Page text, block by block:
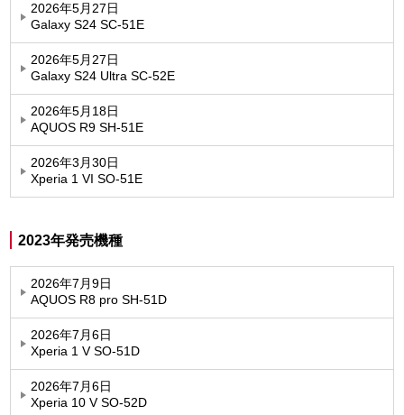
2026年5月27日
Galaxy S24 SC-51E
2026年5月27日
Galaxy S24 Ultra SC-52E
2026年5月18日
AQUOS R9 SH-51E
2026年3月30日
Xperia 1 VI SO-51E
2023年発売機種
2026年7月9日
AQUOS R8 pro SH-51D
2026年7月6日
Xperia 1 V SO-51D
2026年7月6日
Xperia 10 V SO-52D